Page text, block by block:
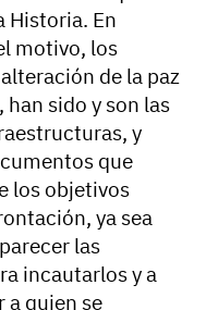
Historia. En
motivo, los
de la paz
sido y son las
y
que
los objetivos
ya sea
las
incautarlos y a
a quien se